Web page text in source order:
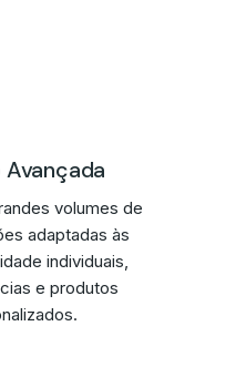
volumes de
adaptadas às
individuais,
e produtos